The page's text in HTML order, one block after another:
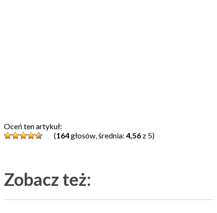
Oceń ten artykuł:
(164głosów, średnia: 4,56 z 5)
Zobacz też: